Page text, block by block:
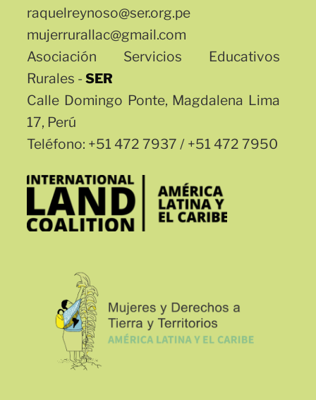
raquelreynoso@ser.org.pe
mujerrurallac@gmail.com
Asociación Servicios Educativos
Rurales -SER
Calle Domingo Ponte, Magdalena Lima
17, Perú
Teléfono: +51 472 7937 / +51 472 7950